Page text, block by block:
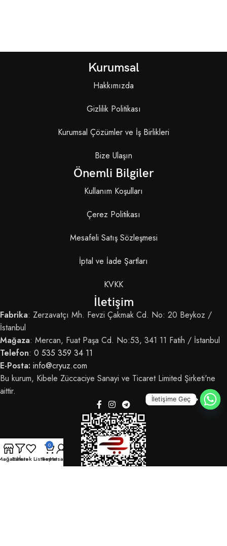
Kurumsal
Hakkımızda
Gizlilik Politikası
Kurumsal Çözümler ve İş Birlikleri
Bize Ulaşın
Önemli Bilgiler
Kullanım Koşulları
Çerez Politikası
Mesafeli Satış Sözleşmesi
İptal ve İade Şartları
KVKK
İletişim
Fabrika: Zerzavatçı Mh. Fevzi Çakmak Cd. No: 20 Beykoz /
İstanbul
Mağaza: Mercan, Fuat Paşa Cd. No:53, 341 11 Fatih / İstanbul
Telefon: 0 535 359 34 11
E-Posta: info@cryuz.com
Bu kurum, Kibele Züccaciye Sanayi ve Ticaret Limited Şirketi'ne
aittir.
Filtersİstek Listem
0
SepetHesabım
İletişime Geç